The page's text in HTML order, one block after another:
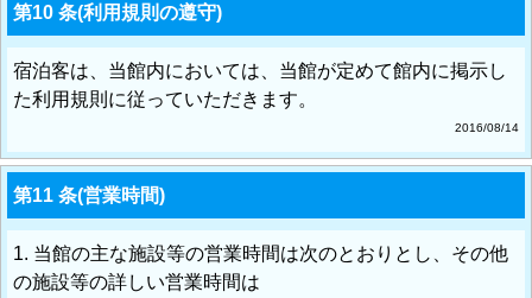
第10 条(利用規則の遵守)
宿泊客は、当館内においては、当館が定めて館内に掲示し
た利用規則に従っていただきます。
2016/08/14
第11 条(営業時間)
1. 当館の主な施設等の営業時間は次のとおりとし、その他
の施設等の詳しい営業時間は